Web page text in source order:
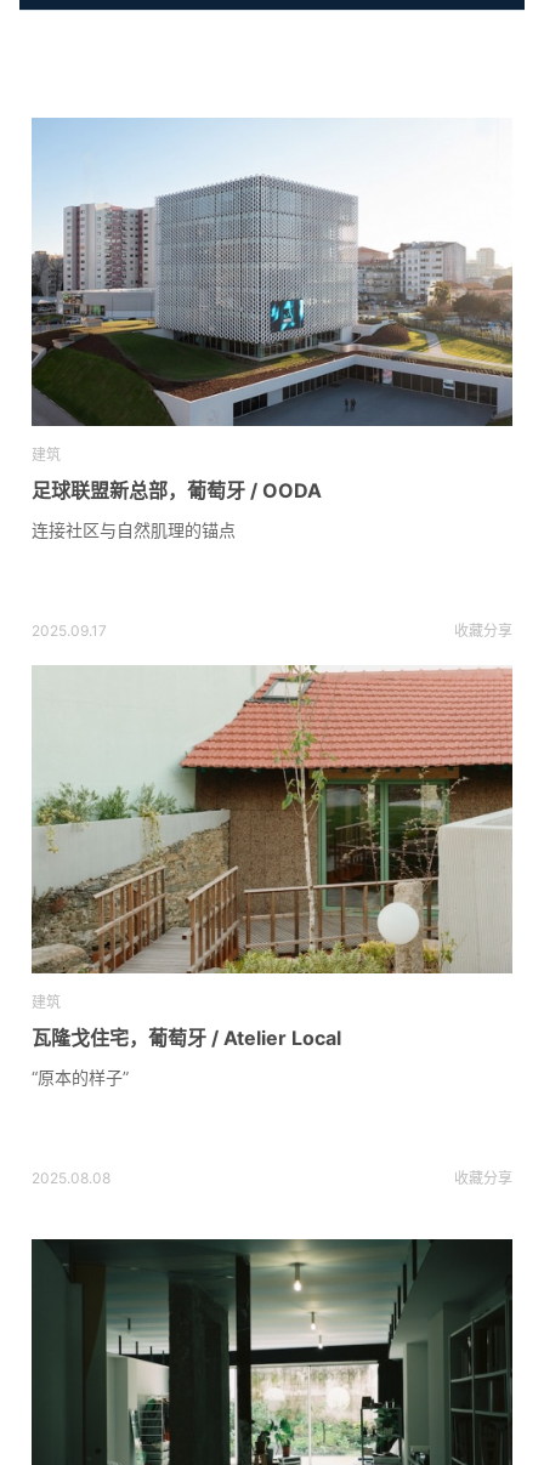
建筑
足球联盟新总部，葡萄牙 / OODA
连接社区与自然肌理的锚点
2025.09.17 收藏分享
建筑
瓦隆戈住宅，葡萄牙 / Atelier Local
“原本的样子”
2025.08.08 收藏分享